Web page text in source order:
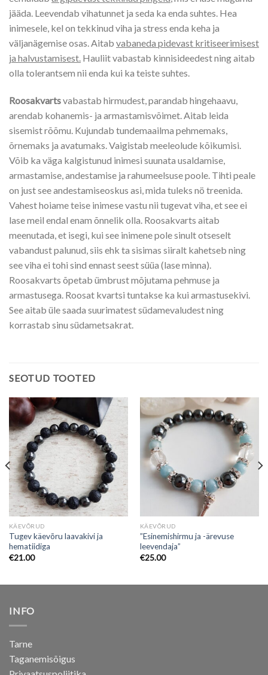
jääda. Leevendab vihatunnet ja seda ka enda suhtes. Hea
inimesele, kel on tekkinud viha ja stress enda keha ja
väljanägemise osas. Aitab vabaneda pidevast kritiseerimisest
ja halvustamisest. Hauliit vabastab kinnisideedest ning aitab
olla tolerantsem nii enda kui ka teiste suhtes.
Roosakvartsvabastab hirmudest, parandab hingehaavu,
arendab kohanemis- ja armas­ta­misvõimet. Aitab leida
sisemist rõõmu. Kujundab tundemaailma pehmemaks,
õrnemaks ja avatumaks. Vaigistab mee­leolude kõikumisi.
Võib ka väga kalgistunud inimesi suu­nata usaldamise,
armastamise, andestamise ja rahumeelsuse poole. Tihti peale
on just see andestamiseoskus asi, mida tuleks nö treenida.
Vahest hoiame teise inimese vastu nii tugevat viha, et see ei
lase meil endal enam õnnelik olla. Roosakvarts aitab
meenutada, et isegi, kui see inimene pole sinult otseselt
vabandust palunud, siis ehk ta sisimas siiralt kahetseb ning
see viha ei tohi sind ennast seest süüa (lase minna).
Roosakvarts õpetab ümb­rust mõjutama pehmuse ja
armastusega. Roosat kvartsi tuntakse ka kui armastusekivi.
See aitab üle saada suurimatest südamevaludest ning
korrastab sinu südametsakrat.
SEOTUD TOOTED
KÄEVÕRUD
Tugev käevõru laavakivi ja
hematiidiga
€21.00
KÄEVÕRUD
”Esinemishirmu ja -ärevuse
leevendaja”
€25.00
INFO
Tarne
Taganemisõigus